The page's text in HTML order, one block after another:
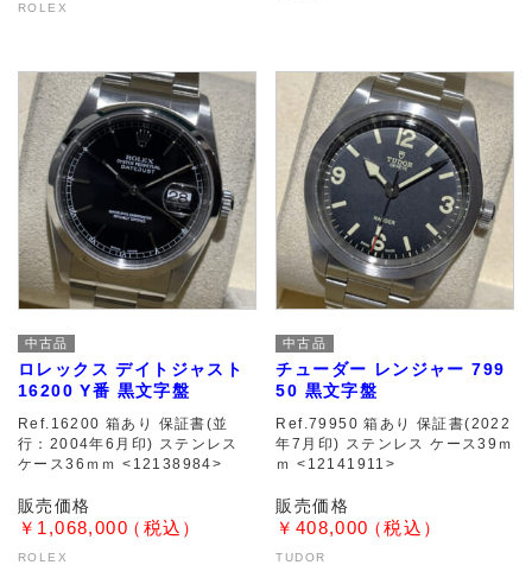
ROLEX
中古品
ロレックス デイトジャスト
16200 Y番 黒文字盤
Ref.16200 箱あり 保証書(並
行：2004年6月印) ステンレス
ケース36ｍｍ <12138984>
￥1,068,000
ROLEX
中古品
チューダー レンジャー 799
50 黒文字盤
Ref.79950 箱あり 保証書(2022
年7月印) ステンレス ケース39ｍ
ｍ <12141911>
￥408,000
TUDOR